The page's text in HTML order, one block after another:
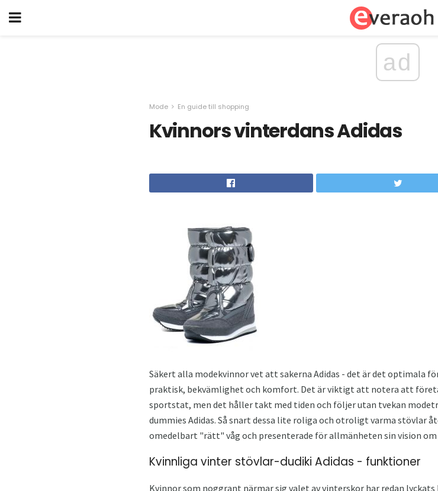
ad
Mode En guide till shopping
Kvinnors vinterdans Adidas
Säkert alla modekvinnor vet att sakerna Adidas - det är det optimala
praktisk, bekvämlighet och komfort. Det är viktigt att notera att
sportstat, men det håller takt med tiden och följer utan tvekan
dummies Adidas. Så snart dessa lite roliga och otroligt varma stövlar
omedelbart "rätt" våg och presenterade för allmänheten sin vision
Kvinnliga vinter stövlar-dudiki Adidas - funktioner
Kvinnor som noggrant närmar sig valet av vinterskor har redan